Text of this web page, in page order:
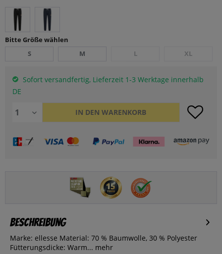
Bitte Größe wählen
S
M L XL
Sofort versandfertig, Lieferzeit 1-3 Werktage innerhalb
DE
IN DEN WARENKORB
Beschreibung
Marke: ellesse Material: 70 % Baumwolle, 30 % Polyester
Fütterungsdicke: Warm... mehr